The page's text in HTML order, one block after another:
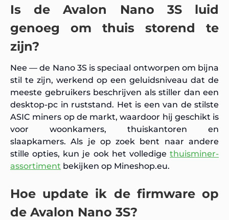
Is de Avalon Nano 3S luid
genoeg om thuis storend te
zijn?
Nee — de Nano 3S is speciaal ontworpen om bijna
stil te zijn, werkend op een geluidsniveau dat de
meeste gebruikers beschrijven als stiller dan een
desktop-pc in ruststand. Het is een van de stilste
ASIC miners op de markt, waardoor hij geschikt is
voor woonkamers, thuiskantoren en
slaapkamers. Als je op zoek bent naar andere
stille opties, kun je ook het volledige thuisminer-
assortiment bekijken op Mineshop.eu.
Hoe update ik de firmware op
de Avalon Nano 3S?